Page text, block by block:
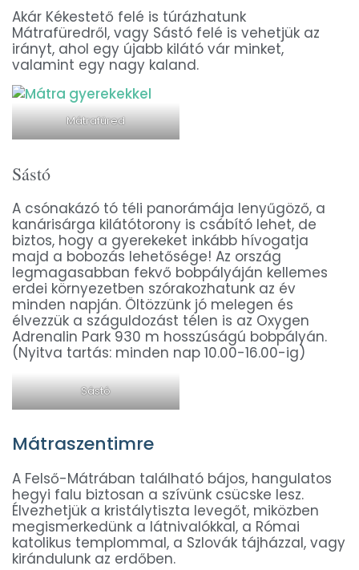
Akár Kékestető felé is túrázhatunk
Mátrafüredről, vagy Sástó felé is vehetjük az
irányt, ahol egy újabb kilátó vár minket,
valamint egy nagy kaland.
Mátrafüred
Sástó
A csónakázó tó téli panorámája lenyűgöző, a
kanárisárga kilátótorony is csábító lehet, de
biztos, hogy a gyerekeket inkább hívogatja
majd a bobozás lehetősége! Az ország
legmagasabban fekvő bobpályáján kellemes
erdei környezetben szórakozhatunk az év
minden napján. Öltözzünk jó melegen és
élvezzük a száguldozást télen is az Oxygen
Adrenalin Park 930 m hosszúságú bobpályán.
(Nyitva tartás: minden nap 10.00-16.00-ig)
Sástó
Mátraszentimre
A Felső-Mátrában található bájos, hangulatos
hegyi falu biztosan a szívünk csücske lesz.
Élvezhetjük a kristálytiszta levegőt, miközben
megismerkedünk a látnivalókkal, a Római
katolikus templommal, a Szlovák tájházzal, vagy
kirándulunk az erdőben.